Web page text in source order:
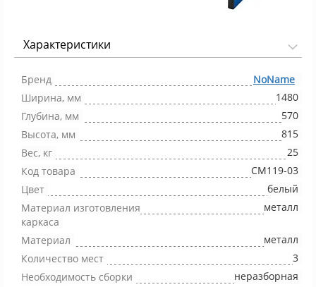
Характеристики
Бренд
NoName
Ширина, мм
1480
Глубина, мм
570
Высота, мм
815
Вес, кг
25
Код товара
СМ119-03
Цвет
белый
Материал изготовления
каркаса
металл
Материал
металл
Количество мест
3
Необходимость сборки
неразборная